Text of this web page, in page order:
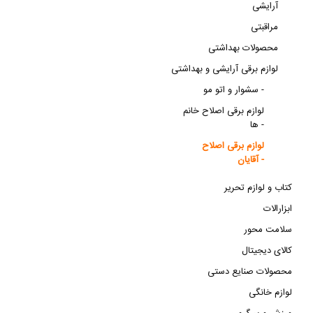
آرایشی
مراقبتی
محصولات بهداشتی
لوازم برقی آرایشی و بهداشتی
سشوار و اتو مو -
لوازم برقی اصلاح خانم
ها -
لوازم برقی اصلاح
آقایان -
کتاب و لوازم تحریر
ابزارالات
سلامت محور
کالای دیجیتال
محصولات صنایع دستی
لوازم خانگی